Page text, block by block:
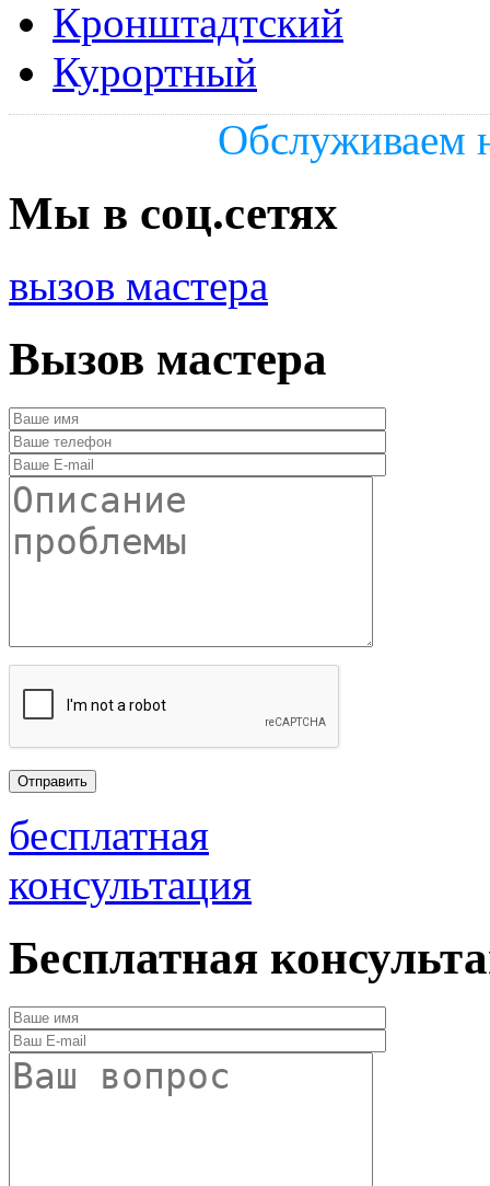
Кронштадтский
Курортный
Обслуживаем
Мы в соц.сетях
вызов мастера
Вызов мастера
бесплатная
консультация
Бесплатная